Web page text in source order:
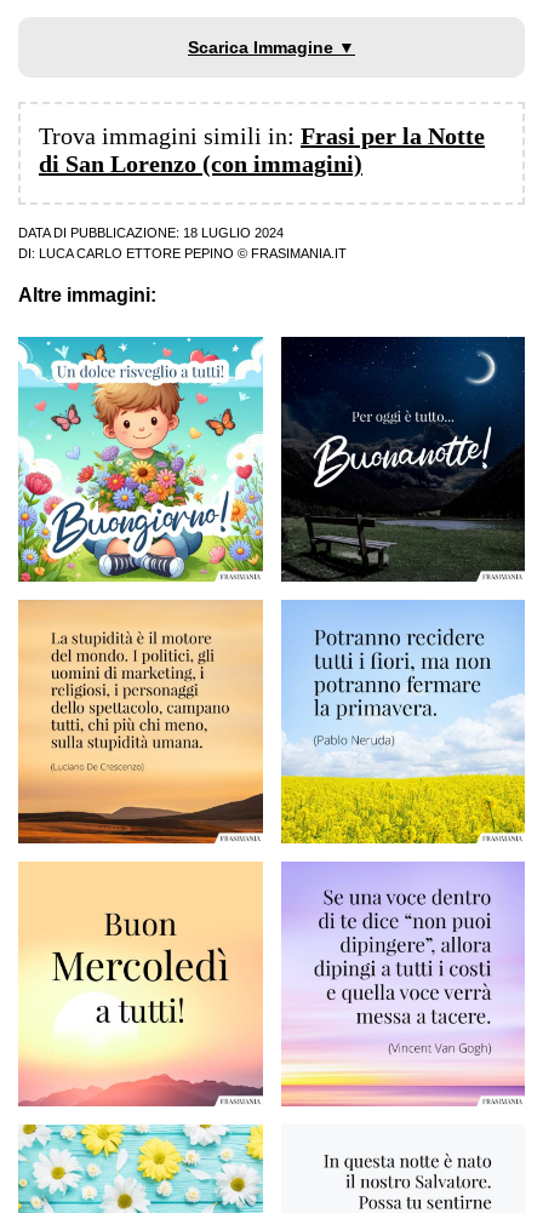
Scarica Immagine ▼
Trova immagini simili in: Frasi per la Notte
di San Lorenzo (con immagini)
DATA DI PUBBLICAZIONE: 18 LUGLIO 2024
DI:
LUCA CARLO ETTORE PEPINO © FRASIMANIA.IT
Altre immagini: